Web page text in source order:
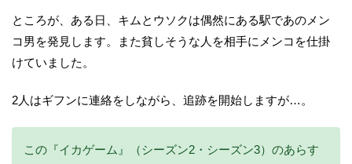
ところが、ある日、キムとウソクは偶然にある駅であのメン
コ男を発見します。また貧しそうな人を相手にメンコを仕掛
けていました。
2人はギフンに連絡をしながら、追跡を開始しますが…。
この『イカゲーム』（シーズン2・シーズン3）のあらす